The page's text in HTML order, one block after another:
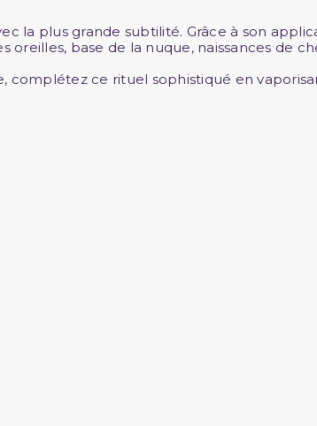
la plus grande subtilité. Grâce à son
base de la nuque, naissances de
complétez ce rituel sophistiqué en